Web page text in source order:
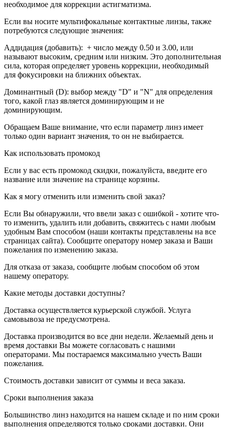
необходимое для коррекции астигматизма.
Если вы носите мультифокальные контактные линзы, также
потребуются следующие значения:
Аддидация (добавить): + число между 0.50 и 3.00, или
называют высоким, средним или низким. Это дополнительная
сила, которая определяет уровень коррекции, необходимый
для фокусировки на ближних объектах.
Доминантный (D): выбор между "D" и "N" для определения
того, какой глаз является доминирующим и не
доминирующим.
Обращаем Ваше внимание, что если параметр линз имеет
только один вариант значения, то он не выбирается.
Как использовать промокод
Если у вас есть промокод скидки, пожалуйста, введите его
название или значение на странице корзины.
Как я могу отменить или изменить свой заказ?
Если Вы обнаружили, что ввели заказ с ошибкой - хотите что-
то изменить, удалить или добавить, свяжитесь с нами любым
удобным Вам способом (наши контакты представлены на все
страницах сайта). Сообщите оператору номер заказа и Ваши
пожелания по изменению заказа.
Для отказа от заказа, сообщите любым способом об этом
нашему оператору.
Какие методы доставки доступны?
Доставка осуществляется курьерской службой. Услуга
самовывоза не предусмотрена.
Доставка производится во все дни недели. Желаемый день и
время доставки Вы можете согласовать с нашими
операторами. Мы постараемся максимально учесть Ваши
пожелания.
Стоимость доставки зависит от суммы и веса заказа.
Сроки выполнения заказа
Большинство линз находится на нашем складе и по ним сроки
выполнения определяются только сроками доставки. Они